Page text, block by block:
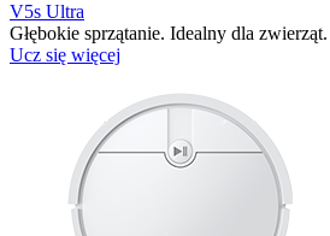
V5s Ultra
Głębokie sprzątanie. Idealny dla zwierząt.
Ucz się więcej